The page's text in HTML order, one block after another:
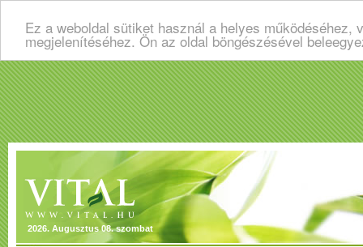
Ez a weboldal sütiket használ a helyes
megjelenítéséhez. Ön az oldal böngészésével
2026. Augusztus 08. szombat